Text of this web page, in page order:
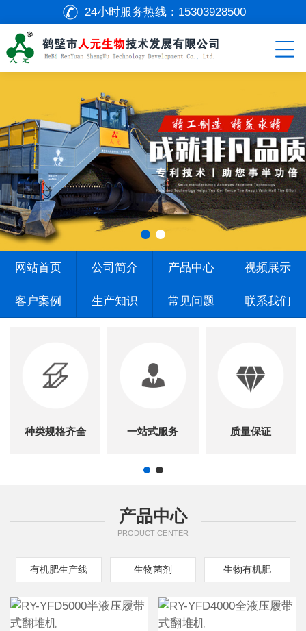
24小时服务热线： 15303928500
网站首页 公司简介 产品中心 视频展示
客户案例 生产知识 常见问题 联系我们
种类规格齐全 一站式服务 质量保证
产品中心
PRODUCT CENTER
有机肥生产线 生物菌剂 生物有机肥